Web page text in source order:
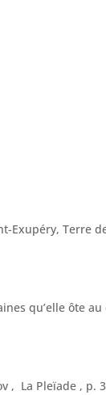
Exupéry, Terre
qu’elle ôte au
, La Pleïade , p.